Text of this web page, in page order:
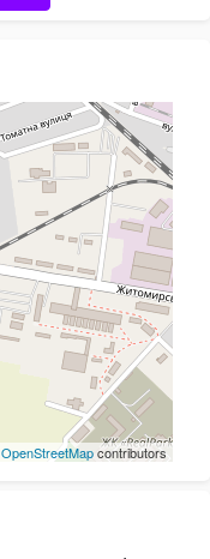
OpenStreetMapcontributors